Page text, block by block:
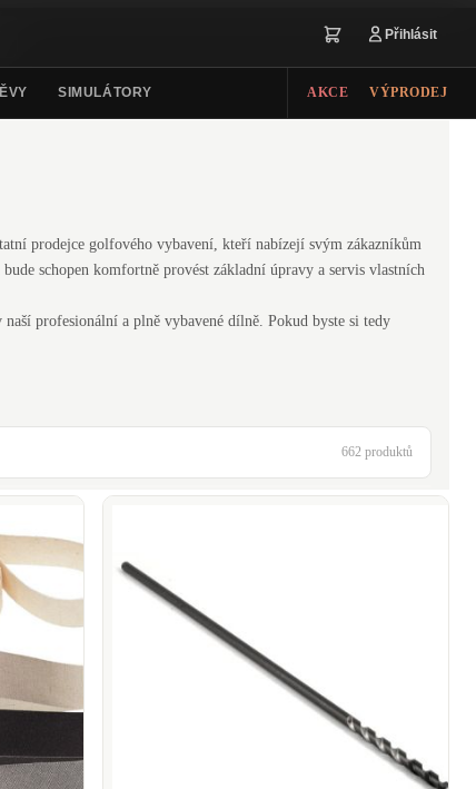
Přihlásit
SIMULÁTORY AKCE VÝPRODEJ
prodejce golfového vybavení, kteří nabízejí svým zákazníkům
schopen komfortně provést základní úpravy a servis vlastních
profesionální a plně vybavené dílně. Pokud byste si tedy
662 produktů
Nippon Shaft